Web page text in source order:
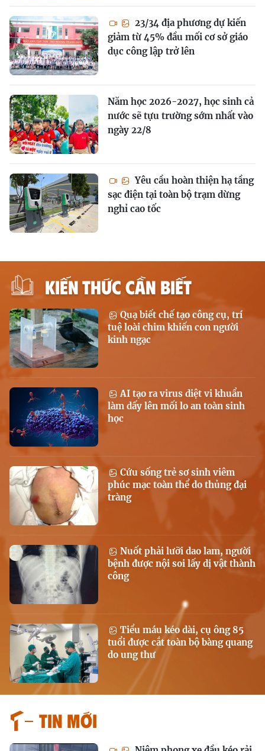
23/34 địa phương dự kiến
giảm từ 45% đầu mối cơ sở giáo
dục công lập trở lên
Năm học 2026-2027, học sinh cả
nước sẽ tựu trường sớm nhất vào
ngày 22/8
Yêu cầu hoàn thiện hạ tầng
sạc điện tại toàn bộ trạm dừng
nghỉ cao tốc
KIẾN THỨC CẦN BIẾT
Quạ biết chế tạo công cụ, trí
tuệ loài chim khiến con người
kinh ngạc
AI tạo ra virus diệt vi khuẩn
làm dấy lên mối lo an toàn sinh
học
Cứu sống trẻ sơ sinh viêm
phúc mạc toàn thể do thủng đại
tràng
Nuốt phải lưỡi dao lam, người
bệnh được nội soi lấy dị vật thành
công
Tiểu máu kéo dài, cụ ông 85
tuổi được cắt toàn bộ bàng quang
do ung thư
Tin mới